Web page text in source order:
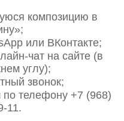
композицию в
или ВКонтакте;
чат на сайте (в
углу);
звонок;
телефону +7 (968)
11.